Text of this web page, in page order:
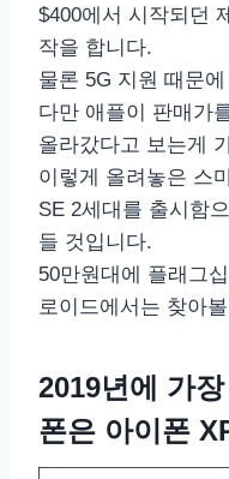
$400에서 시작되던
작을 합니다.
물론 5G 지원 때문
다만 애플이 판매가
올라갔다고 보는게
이렇게 올려놓은 스
SE 2세대를 출시함
들 것입니다.
50만원대에 플래그
로이드에서는 찾아
2019년에 가
폰은 아이폰